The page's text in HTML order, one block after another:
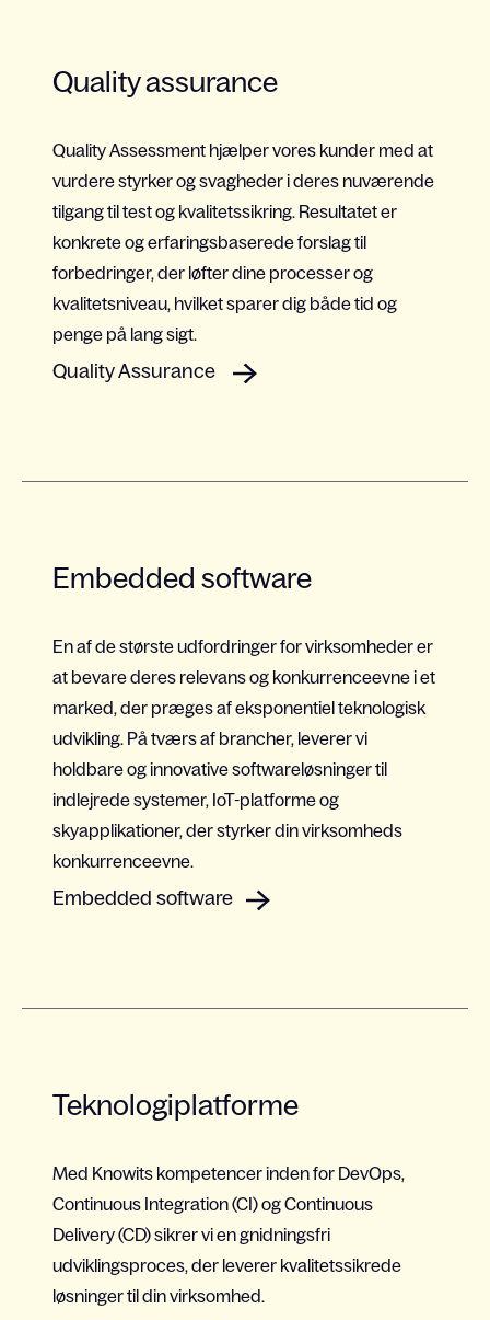
Quality assurance
Quality Assessment hjælper vores kunder med at
vurdere styrker og svagheder i deres nuværende
tilgang til test og kvalitetssikring. Resultatet er
konkrete og erfaringsbaserede forslag til
forbedringer, der løfter dine processer og
kvalitetsniveau, hvilket sparer dig både tid og
penge på lang sigt.
Quality Assurance
Embedded software
En af de største udfordringer for virksomheder er
at bevare deres relevans og konkurrenceevne i et
marked, der præges af eksponentiel teknologisk
udvikling. På tværs af brancher, leverer vi
holdbare og innovative softwareløsninger til
indlejrede systemer, IoT-platforme og
skyapplikationer, der styrker din virksomheds
konkurrenceevne.
Embedded software
Teknologiplatforme
Med Knowits kompetencer inden for DevOps,
Continuous Integration (CI) og Continuous
Delivery (CD) sikrer vi en gnidningsfri
udviklingsproces, der leverer kvalitetssikrede
løsninger til din virksomhed.